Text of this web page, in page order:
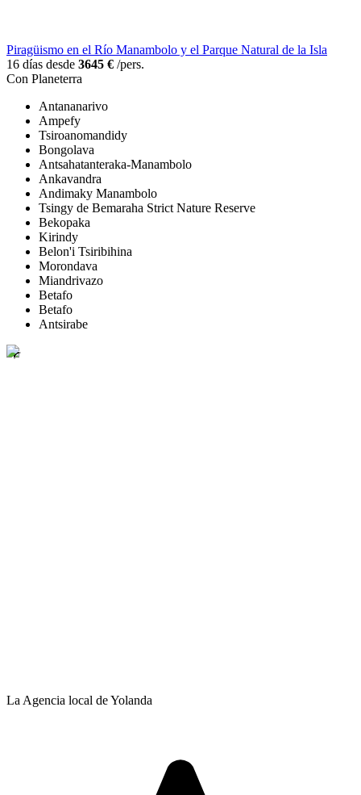
Piragüismo en el Río Manambolo y el Parque Natural de la Isla
16 días desde 3645 € /pers.
Con Planeterra
Antananarivo
Ampefy
Tsiroanomandidy
Bongolava
Antsahatanteraka-Manambolo
Ankavandra
Andimaky Manambolo
Tsingy de Bemaraha Strict Nature Reserve
Bekopaka
Kirindy
Belon'i Tsiribihina
Morondava
Miandrivazo
Betafo
Betafo
Antsirabe
La Agencia local de Yolanda